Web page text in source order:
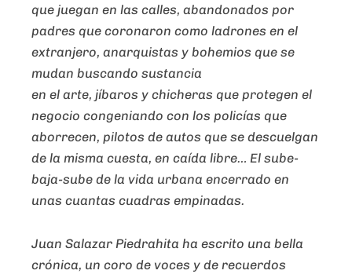
que juegan en las calles, abandonados por
padres que coronaron como ladrones en el
extranjero, anarquistas y bohemios que se
mudan buscando sustancia
en el arte, jíbaros y chicheras que protegen el
negocio congeniando con los policías que
aborrecen, pilotos de autos que se descuelgan
de la misma cuesta, en caída libre… El sube-
baja-sube de la vida urbana encerrado en
unas cuantas cuadras empinadas.
Juan Salazar Piedrahita ha escrito una bella
crónica, un coro de voces y de recuerdos